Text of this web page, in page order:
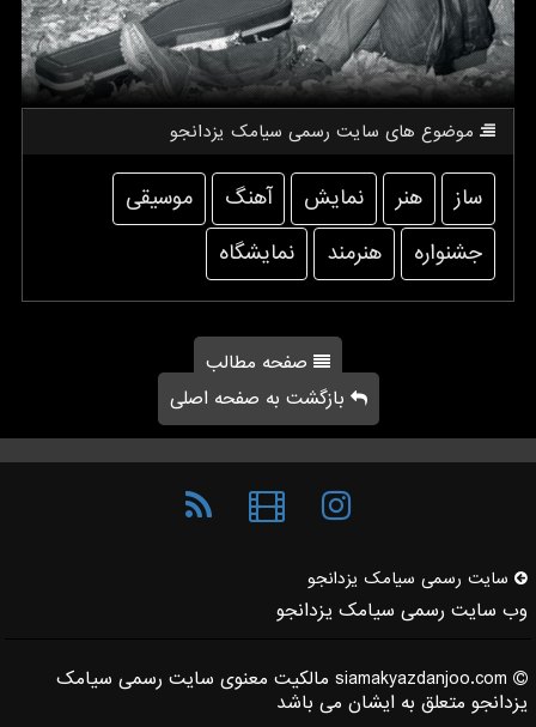
موضوع های سایت رسمی سیامك یزدانجو
ساز هنر نمایش آهنگ
موسیقی
جشنواره
هنرمند نمایشگاه
صفحه مطالب
بازگشت به صفحه اصلی
سایت رسمی سیامك یزدانجو
وب سایت رسمی سیامک یزدانجو
siamakyazdanjoo.com مالکیت معنوی سایت رسمی سیامک
یزدانجو متعلق به ایشان می باشد